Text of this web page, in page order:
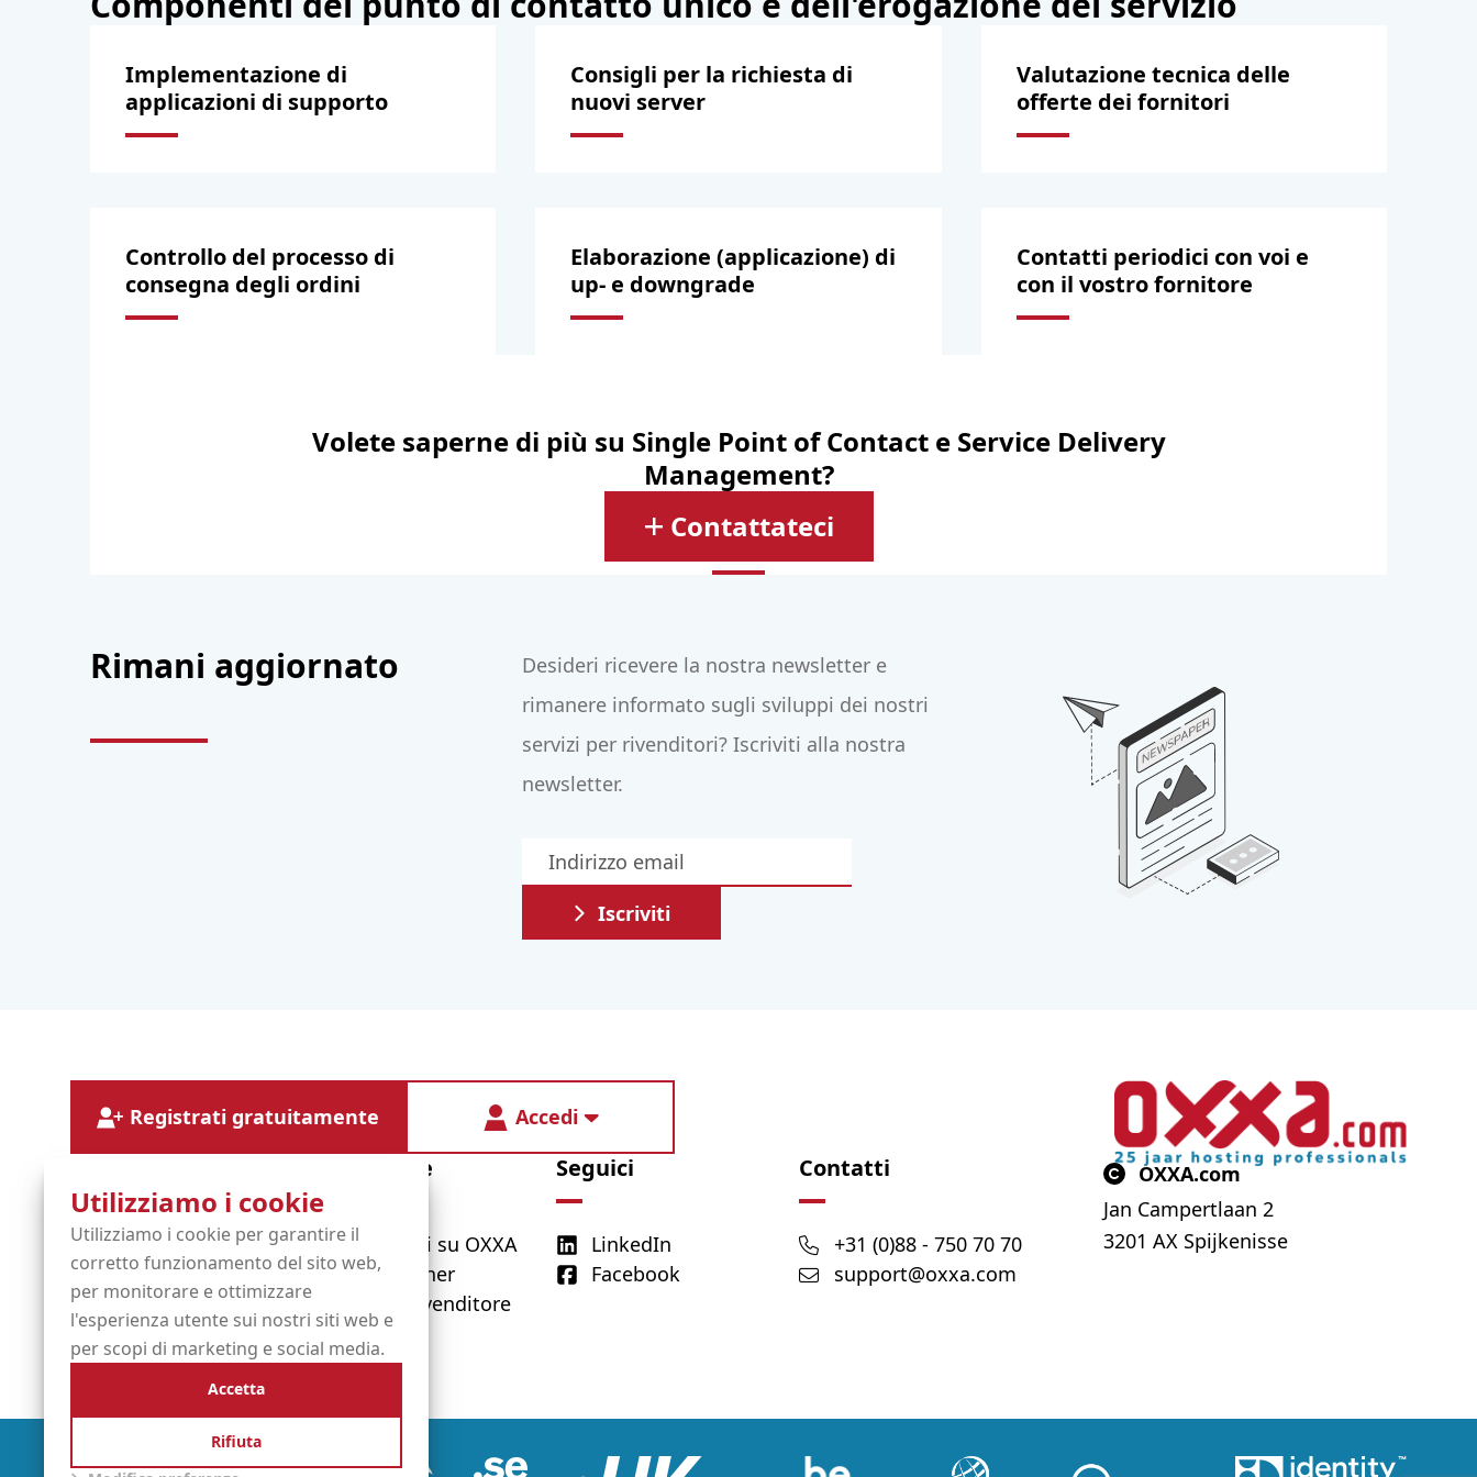
Utilizziamo i cookie
Utilizziamo i cookie per garantire il
corretto funzionamento del sito web,
per monitorare e ottimizzare
l'esperienza utente sui nostri siti web e
per scopi di marketing e social media.
Accetta
Rifiuta
Implementazione di
applicazioni di supporto
Consigli per la richiesta di
nuovi server
Valutazione tecnica delle
offerte dei fornitori
Controllo del processo di
consegna degli ordini
Elaborazione (applicazione) di
up- e downgrade
Contatti periodici con voi e
con il vostro fornitore
Volete saperne di più su Single Point of Contact e Service Delivery
Management?
Contattateci
Rimani aggiornato
Desideri ricevere la nostra newsletter e
rimanere informato sugli sviluppi dei nostri
servizi per rivenditori? Iscriviti alla nostra
newsletter.
Iscriviti
Registrati gratuitamente Accedi
Nomi di dominio
Servizi gestiti
Hosting
Certificati SSL
Informatie
Informazioni su OXXA
I nostri partner
Diventare rivenditore
Seguici
LinkedIn
Facebook
Contatti
+31 (0)88 - 750 70 70
support@oxxa.com
OXXA.com
Jan Campertlaan 2
3201 AX Spijkenisse
Partners